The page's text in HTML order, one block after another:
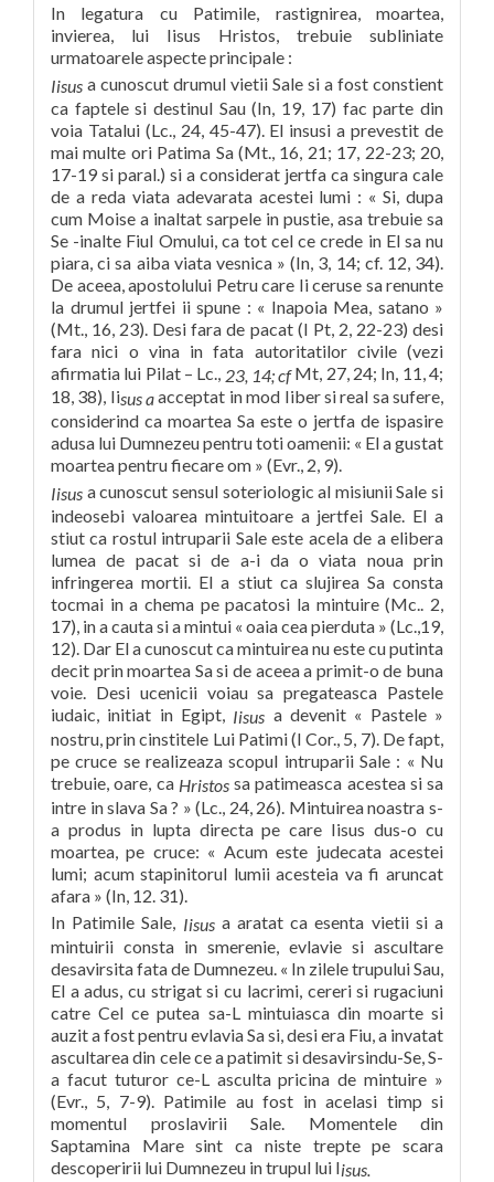
In legatura cu Patimile, rastignirea, moartea,
invierea, lui Iisus Hristos, trebuie subliniate
urmatoarele aspecte principale :
Iisus a cunoscut drumul vietii Sale si a fost constient
ca faptele si destinul Sau (In, 19, 17) fac parte din
voia Tatalui (Lc., 24, 45-47). El insusi a prevestit de
mai multe ori Patima Sa (Mt., 16, 21; 17, 22-23; 20,
17-19 si paral.) si a considerat jertfa ca singura cale
de a reda viata adevarata acestei lumi : « Si, dupa
cum Moise a inaltat sarpele in pustie, asa trebuie sa
Se -inalte Fiul Omului, ca tot cel ce crede in El sa nu
piara, ci sa aiba viata vesnica » (In, 3, 14; cf. 12, 34).
De aceea, apostolului Petru care Ii ceruse sa renunte
la drumul jertfei ii spune : « Inapoia Mea, satano »
(Mt., 16, 23). Desi fara de pacat (I Pt, 2, 22-23) desi
fara nici o vina in fata autoritatilor civile (vezi
afirmatia lui Pilat – Lc., 23, 14; cfMt, 27, 24; In, 11, 4;
18, 38), Iisus aacceptat in mod Iiber si real sa sufere,
considerind ca moartea Sa este o jertfa de ispasire
adusa lui Dumnezeu pentru toti oamenii: « El a gustat
moartea pentru fiecare om » (Evr., 2, 9).
Iisus a cunoscut sensul soteriologic al misiunii Sale si
indeosebi valoarea mintuitoare a jertfei Sale. El a
stiut ca rostul intruparii Sale este acela de a elibera
lumea de pacat si de a-i da o viata noua prin
infringerea mortii. El a stiut ca slujirea Sa consta
tocmai in a chema pe pacatosi la mintuire (Mc.. 2,
17), in a cauta si a mintui « oaia cea pierduta » (Lc.,19,
12). Dar El a cunoscut ca mintuirea nu este cu putinta
decit prin moartea Sa si de aceea a primit-o de buna
voie. Desi ucenicii voiau sa pregateasca Pastele
iudaic, initiat in Egipt, Iisus a devenit « Pastele »
nostru, prin cinstitele Lui Patimi (I Cor., 5, 7). De fapt,
pe cruce se realizeaza scopul intruparii Sale : « Nu
trebuie, oare, ca Hristos sa patimeasca acestea si sa
intre in slava Sa ? » (Lc., 24, 26). Mintuirea noastra s-
a produs in lupta directa pe care Iisus dus-o cu
moartea, pe cruce: « Acum este judecata acestei
lumi; acum stapinitorul lumii acesteia va fi aruncat
afara » (In, 12. 31).
In Patimile Sale, Iisus a aratat ca esenta vietii si a
mintuirii consta in smerenie, evlavie si ascultare
desavirsita fata de Dumnezeu. « In zilele trupului Sau,
El a adus, cu strigat si cu lacrimi, cereri si rugaciuni
catre Cel ce putea sa-L mintuiasca din moarte si
auzit a fost pentru evlavia Sa si, desi era Fiu, a invatat
ascultarea din cele ce a patimit si desavirsindu-Se, S-
a facut tuturor ce-L asculta pricina de mintuire »
(Evr., 5, 7-9). Patimile au fost in acelasi timp si
momentul proslavirii Sale. Momentele din
Saptamina Mare sint ca niste trepte pe scara
descoperirii lui Dumnezeu in trupul lui Iisus.